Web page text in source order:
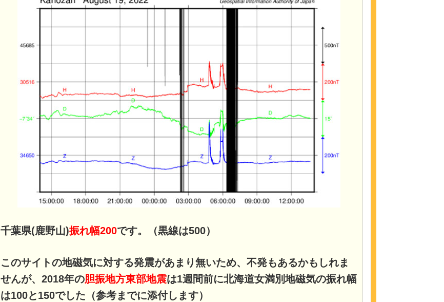
千葉県(鹿野山)振れ幅200です。 （黒線は500）
このサイトの地磁気に対する発震があまり無いため、不発もあるかもしれま
せんが、2018年の胆振地方東部地震は1週間前に北海道女満別地磁気の振れ幅
は100と150でした（参考までに添付します）